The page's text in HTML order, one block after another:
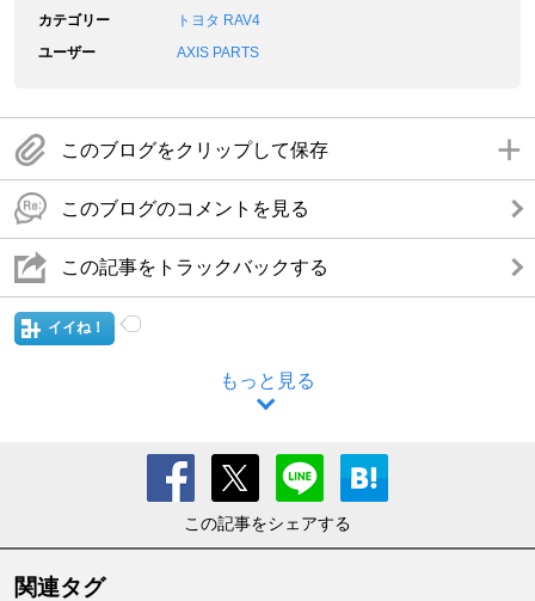
カテゴリー
トヨタ RAV4
ユーザー
AXIS PARTS
このブログをクリップして保存
このブログのコメントを見る
この記事をトラックバックする
イイね！
もっと見る
この記事をシェアする
関連タグ